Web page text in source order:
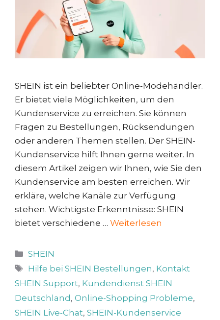
SHEIN ist ein beliebter Online-Modehändler.
Er bietet viele Möglichkeiten, um den
Kundenservice zu erreichen. Sie können
Fragen zu Bestellungen, Rücksendungen
oder anderen Themen stellen. Der SHEIN-
Kundenservice hilft Ihnen gerne weiter. In
diesem Artikel zeigen wir Ihnen, wie Sie den
Kundenservice am besten erreichen. Wir
erkläre, welche Kanäle zur Verfügung
stehen. Wichtigste Erkenntnisse: SHEIN
bietet verschiedene … Weiterlesen
Kategorien
SHEIN
Schlagwörter
Hilfe bei SHEIN Bestellungen, Kontakt
SHEIN Support, Kundendienst SHEIN
Deutschland, Online-Shopping Probleme,
SHEIN Live-Chat, SHEIN-Kundenservice